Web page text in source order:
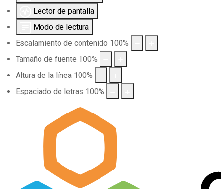
Lector de pantalla
Modo de lectura
Escalamiento de contenido 100%
Tamaño de fuente 100%
Altura de la línea 100%
Espaciado de letras 100%